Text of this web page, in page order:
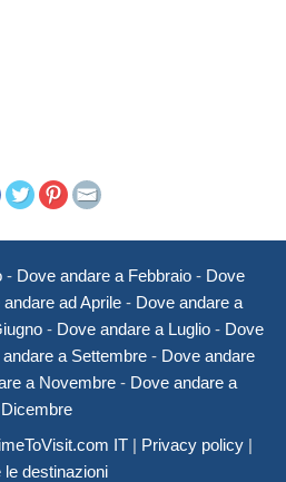
- Dove andare a Febbraio- Dove
andare ad Aprile- Dove andare a
- Dove andare a Luglio- Dove
a Settembre - Dove andare
a Novembre - Dove andare a
Dicembre
IT | Privacy policy |
le destinazioni